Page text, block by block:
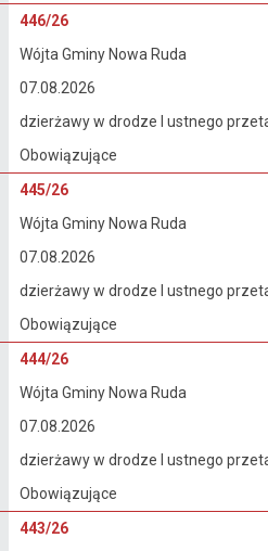
446/26
Wójta Gminy Nowa Ruda
07.08.2026
dzierżawy w drodze I ustnego
Obowiązujące
445/26
Wójta Gminy Nowa Ruda
07.08.2026
dzierżawy w drodze I ustnego
Obowiązujące
444/26
Wójta Gminy Nowa Ruda
07.08.2026
dzierżawy w drodze I ustnego
Obowiązujące
443/26